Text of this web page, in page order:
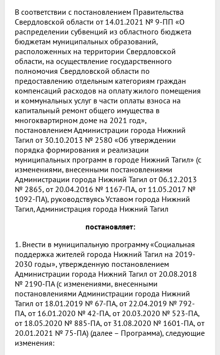
В соответствии с постановлением Правительства
Свердловской области от 14.01.2021 № 9-ПП «О
распределении субвенций из областного бюджета
бюджетам муниципальных образований,
расположенных на территории Свердловской
области, на осуществление государственного
полномочия Свердловской области по
предоставлению отдельным категориям граждан
компенсаций расходов на оплату жилого помещения
и коммунальных услуг в части оплаты взноса на
капитальный ремонт общего имущества в
многоквартирном доме на 2021 год»,
постановлением Администрации города Нижний
Тагил от 30.10.2013 № 2580 «Об утверждении
порядка формирования и реализации
муниципальных программ в городе Нижний Тагил» (с
изменениями, внесенными постановлениями
Администрации города Нижний Тагил от 06.12.2013
№ 2865, от 20.04.2016 № 1167-ПА, от 11.05.2017 №
1092-ПА), руководствуясь Уставом города Нижний
Тагил, Администрация города Нижний Тагил
постановляет:
1. Внести в муниципальную программу «Социальная
поддержка жителей города Нижний Тагил на 2019-
2030 годы», утвержденную постановлением
Администрации города Нижний Тагил от 20.08.2018
№ 2190-ПА (с изменениями, внесенными
постановлениями Администрации города Нижний
Тагил от 18.01.2019 № 67-ПА, от 22.04.2019 № 792-
ПА, от 16.01.2020 № 42-ПА, от 20.03.2020 № 523-ПА,
от 18.05.2020 № 885-ПА, от 31.08.2020 № 1601-ПА, от
20.01.2021 № 75-ПА) (далее – Программа), следующие
изменения: